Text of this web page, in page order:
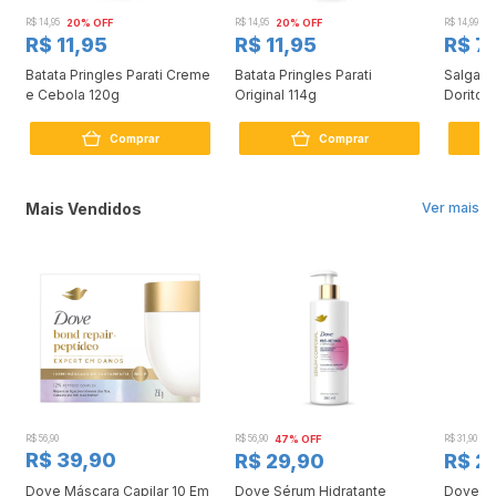
R$ 14,95 20% OFF
R$ 11,95
Batata Pringles Parati Creme
e Cebola 120g
Comprar
R$ 14,95 20% OFF
R$ 11,95
Batata Pringles Parati
Original 114g
Comprar
R$ 14,99
R$
Doritos
Ver mais
Mais Vendidos
R$ 56,90
R$ 39,90
Dove Máscara Capilar 10 Em
R$ 56,90 47% OFF
R$ 29,90
Dove Sérum Hidratante
R$ 31,90
R$
Dove